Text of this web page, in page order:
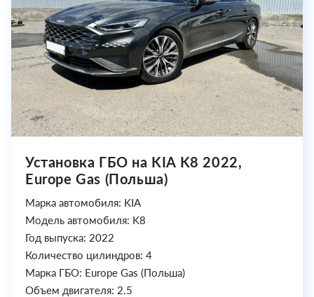
Установка ГБО на KIA K8 2022,
Europe Gas (Польша)
Марка автомобиля: KIA
Модель автомобиля: K8
Год выпуска: 2022
Количество цилиндров: 4
Марка ГБО: Europe Gas (Польша)
Объем двигателя: 2.5